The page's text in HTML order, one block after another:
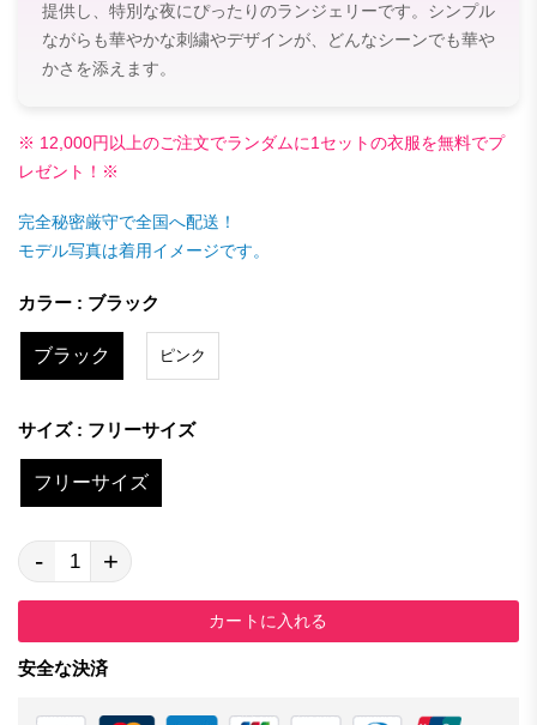
提供し、特別な夜にぴったりのランジェリーです。シンプル
ながらも華やかな刺繍やデザインが、どんなシーンでも華や
かさを添えます。
※ 12,000円以上のご注文でランダムに1セットの衣服を無料でプ
レゼント！※
完全秘密厳守で全国へ配送！
モデル写真は着用イメージです。
カラー : ブラック
ブラック ピンク
サイズ : フリーサイズ
フリーサイズ
- +
カートに入れる
安全な決済